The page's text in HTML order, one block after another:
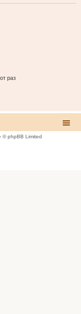
раз
© phpBB Limited